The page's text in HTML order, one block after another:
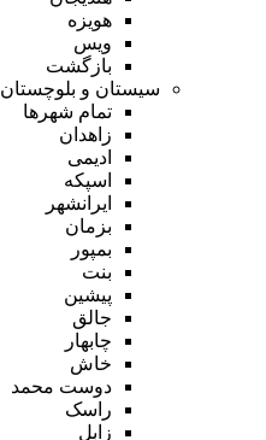
هویزه
ویس
بازگشت
سیستان و بلوچستان
تمام شهر‌ها
زاهدان
ادیمی
اسپکه
ایرانشهر
بزمان
بمپور
بنت
پیشین
جالق
چابهار
خاش
دوست محمد
راسک
زابل